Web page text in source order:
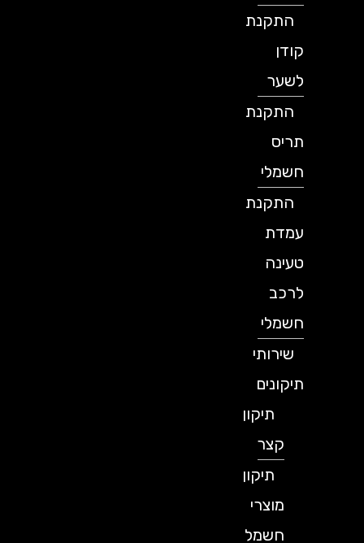
התקנת
לשער
התקנת
תריס
חשמלי
התקנת
עמדת
טעינה
לרכב
חשמלי
שירותי
תיקונים
תיקון
תיקון
מוצרי
חשמל